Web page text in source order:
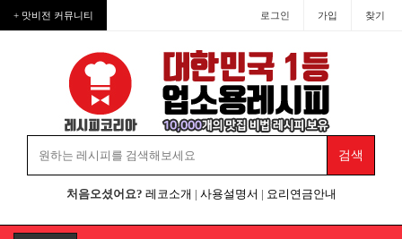
+ 맛비전 커뮤니티 로그인 가입 찾기
처음오셨어요? 레코소개 | 사용설명서 | 요리연금안내